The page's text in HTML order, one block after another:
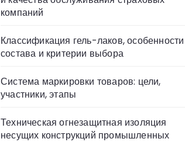
компаний
Классификация гель-лаков, особенности
состава и критерии выбора
Система маркировки товаров: цели,
участники, этапы
Техническая огнезащитная изоляция
несущих конструкций промышленных